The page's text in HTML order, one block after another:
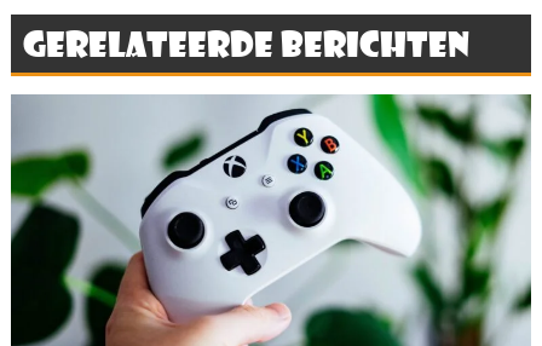
Gerelateerde berichten